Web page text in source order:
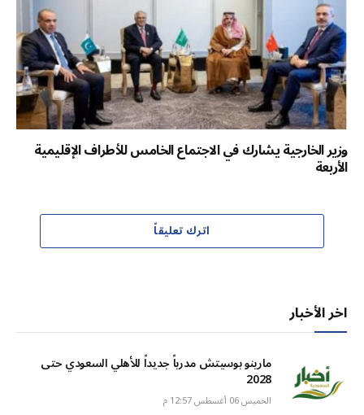
وزير الخارجية يشارك في الاجتماع الخامس للأطراف الإقليمية
الأربعة
اترك تعليقاً
اخر الأخبار
مارينو بوسيتش مدرباً جديداً للأهلي السعودي حتى
2028
الخميس 06 أغسطس 12:57 م